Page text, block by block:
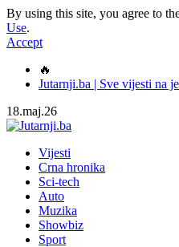
By using this site, you agree to
Use.
Accept
🔥
Jutarnji.ba | Sve vijesti na
18.maj.26
Vijesti
Crna hronika
Sci-tech
Auto
Muzika
Showbiz
Sport